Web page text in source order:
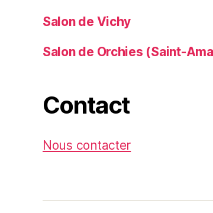
Salon de Vichy
Salon de Orchies (Saint-
Contact
Nous contacter